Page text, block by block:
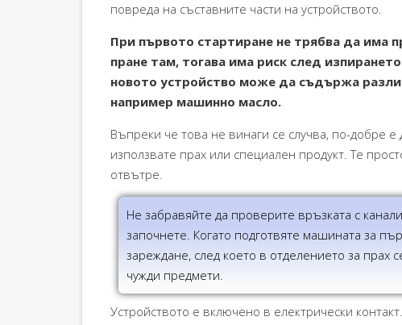
повреда на съставните части на устройството.
При първото стартиране не трябва да има
пране там, тогава има риск след
новото устройство може да съдържа
например машинно масло.
Въпреки че това не винаги се случва, по-добре
използвате прах или специален продукт. Те
отвътре.
Не забравяйте да проверите връзката с
започнете. Когато подготвяте машината за
зареждане, след което в отделението за прах
чужди предмети.
Устройството е включено в електрически